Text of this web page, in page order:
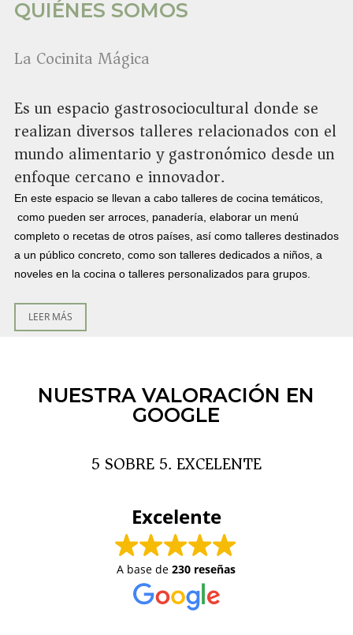
QUIÉNES SOMOS
La Cocinita Mágica
Es un espacio gastrosociocultural donde se
realizan diversos talleres relacionados con el
mundo alimentario y gastronómico desde un
enfoque cercano e innovador.
En este espacio se llevan a cabo talleres de cocina temáticos,
como pueden ser arroces, panadería, elaborar un menú
completo o recetas de otros países, así como talleres destinados
a un público concreto, como son talleres dedicados a niños, a
noveles en la cocina o talleres personalizados para grupos.
LEER MÁS
NUESTRA VALORACIÓN EN
GOOGLE
5 SOBRE 5. EXCELENTE
Excelente
A base de 230 reseñas